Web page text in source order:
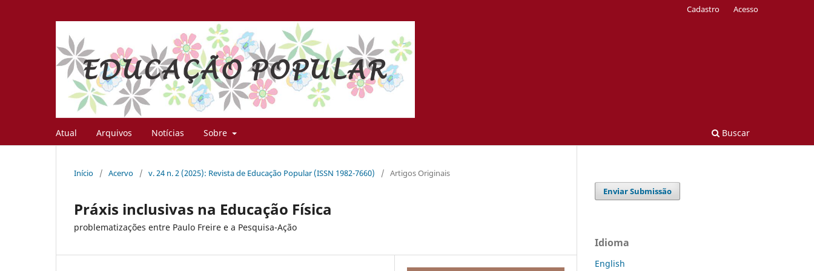
Atual Arquivos Notícias Sobre Buscar
Cadastro Acesso
Início / Acervo / v. 24 n. 2 (2025): Revista de Educação Popular (ISSN 1982-7660) / Artigos Originais
Práxis inclusivas na Educação Física
problematizações entre Paulo Freire e a Pesquisa-Ação
Enviar Submissão
Idioma
English